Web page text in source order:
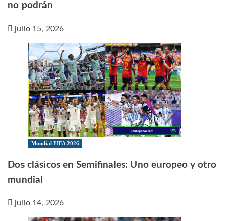
no podrán
julio 15, 2026
Mundial FIFA 2026
Dos clásicos en Semifinales: Uno europeo y otro
mundial
julio 14, 2026